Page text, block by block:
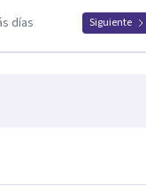
días Siguiente